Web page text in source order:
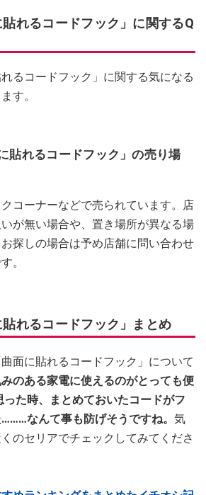
れるコードフック」に関するQ
るコードフック」に関する気になる
す。
貼れるコードフック」の売り場
コーナーなどで売られています。店
が無い場合や、置き場所が異なる場
探しの場合は予め店舗に問い合わせ
。
れるコードフック」まとめ
面に貼れるコードフック」について
のある家電に使えるのがとっても便
た時、まとめておいたコードがフ
なんて事も防げそうですね。 気
のセリアでチェックしてみてくださ